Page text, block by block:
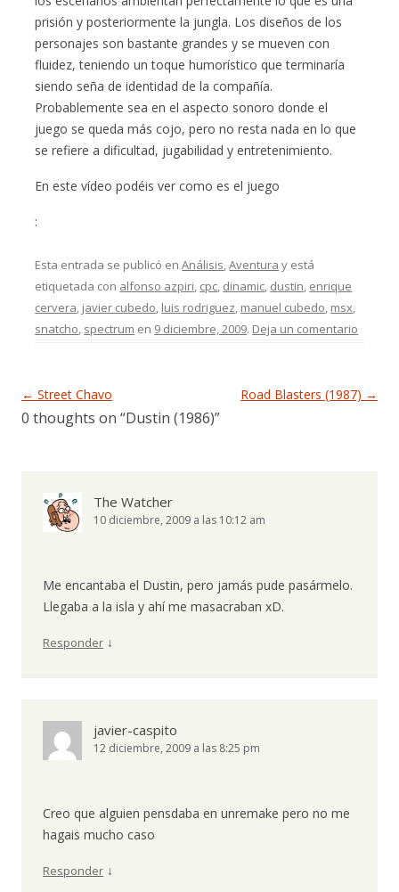
prisión y posteriormente la jungla. Los diseños de los
personajes son bastante grandes y se mueven con
fluidez, teniendo un toque humorístico que terminaría
siendo seña de identidad de la compañía.
Probablemente sea en el aspecto sonoro donde el
juego se queda más cojo, pero no resta nada en lo que
se refiere a dificultad, jugabilidad y entretenimiento.
En este vídeo podéis ver como es el juego
:
Esta entrada se publicó enAnálisis,Aventura y está
etiquetada con alfonso azpiri, cpc, dinamic, dustin, enrique
cervera, javier cubedo, luis rodriguez, manuel cubedo, msx,
snatcho, spectrum en 9 diciembre, 2009. Deja un comentario
Navegación de entradas
← Street Chavo Road Blasters (1987) →
0 thoughts on “Dustin (1986)”
The Watcher
10 diciembre, 2009 a las 10:12 am
Me encantaba el Dustin, pero jamás pude pasármelo.
Llegaba a la isla y ahí me masacraban xD.
Responder ↓
javier-caspito
12 diciembre, 2009 a las 8:25 pm
Creo que alguien pensdaba en unremake pero no me
hagais mucho caso
Responder ↓